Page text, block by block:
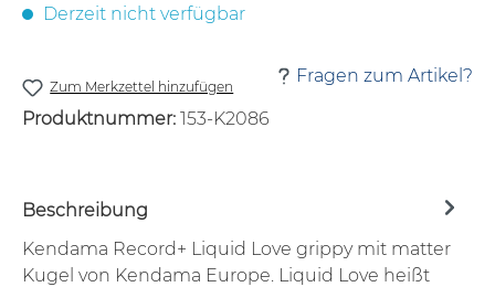
Derzeit nicht verfügbar
Zum Merkzettel hinzufügen
Fragen zum Artikel?
Produktnummer: 153-K2086
Beschreibung
Kendama Record+ Liquid Love grippy mit matter
Kugel von Kendama Europe. Liquid Love heißt